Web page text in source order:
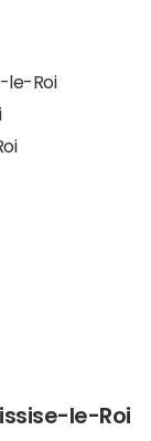
le-Roi
le-Roi